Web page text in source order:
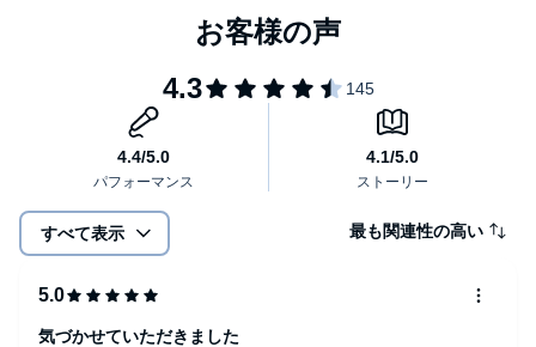
すべて表示 最も関連性の高い
気づかせていただきました